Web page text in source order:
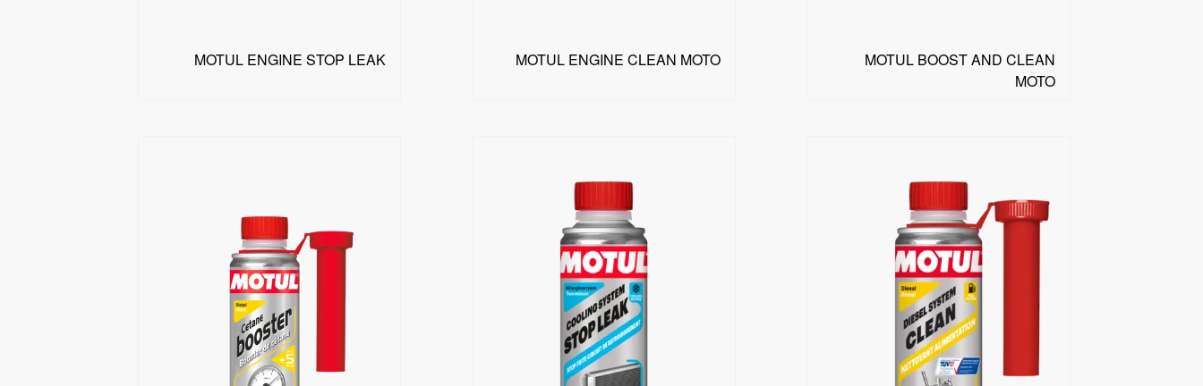
البحث عن موزع
MOTUL BOOST AND CLEAN
MOTO
البحث عن موزع
MOTUL ENGINE CLEAN MOTO
البحث عن موزع
MOTUL ENGINE STOP LEAK